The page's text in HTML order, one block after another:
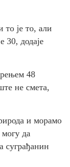
је то, али
30, додаје
48
не смета,
и морамо
да
суграђанин